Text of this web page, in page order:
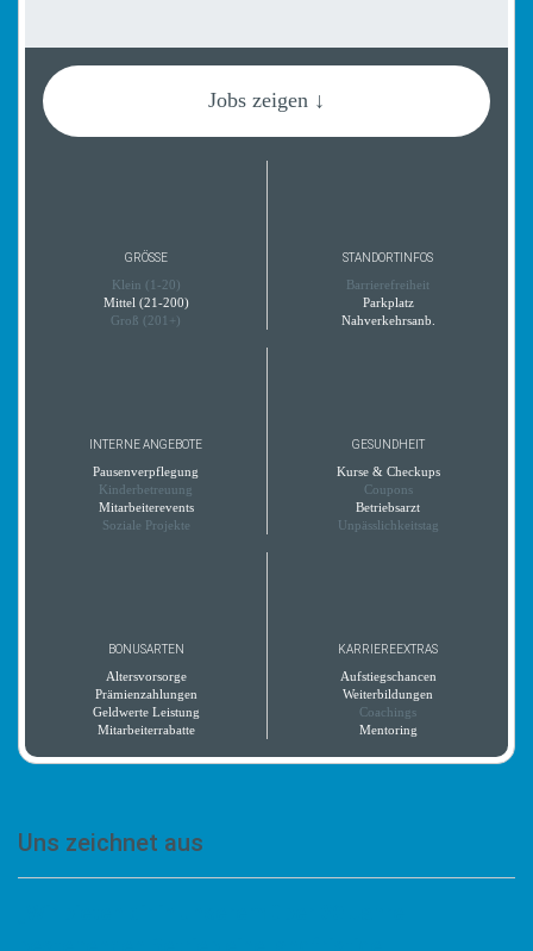
Jobs zeigen ↓
GRÖSSE
Klein (1-20)
Mittel (21-200)
Groß (201+)
STANDORTINFOS
Barrierefreiheit
Parkplatz
Nahverkehrsanb.
INTERNE ANGEBOTE
Pausenverpflegung
Kinderbetreuung
Mitarbeiterevents
Soziale Projekte
GESUNDHEIT
Kurse & Checkups
Coupons
Betriebsarzt
Unpässlichkeitstag
BONUSARTEN
Altersvorsorge
Prämienzahlungen
Geldwerte Leistung
Mitarbeiterrabatte
KARRIEREEXTRAS
Aufstiegschancen
Weiterbildungen
Coachings
Mentoring
Uns zeichnet aus